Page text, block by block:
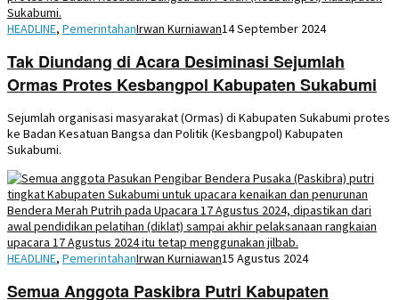
HEADLINE, PemerintahanIrwan Kurniawan14 September 2024
Tak Diundang di Acara Desiminasi Sejumlah
Ormas Protes Kesbangpol Kabupaten Sukabumi
Sejumlah organisasi masyarakat (Ormas) di Kabupaten Sukabumi protes
ke Badan Kesatuan Bangsa dan Politik (Kesbangpol) Kabupaten
Sukabumi.
HEADLINE, PemerintahanIrwan Kurniawan15 Agustus 2024
Semua Anggota Paskibra Putri Kabupaten